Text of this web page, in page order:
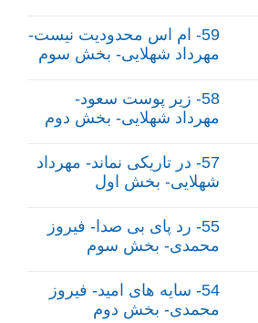
59- ام اس محدودیت نیست-
مهرداد شهلایی- بخش سوم
58- زیر پوست سعود-
مهرداد شهلایی- بخش دوم
57- در تاریکی نماند- مهرداد
شهلایی- بخش اول
55- رد پای بی صدا- فیروز
محمدی- بخش سوم
54- سایه های امید- فیروز
محمدی- بخش دوم